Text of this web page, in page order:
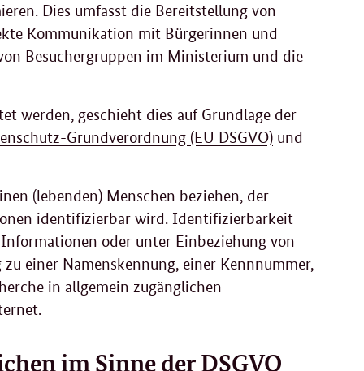
Dies umfasst die Bereitstellung von
Kommunikation mit Bürgerinnen und
Besuchergruppen im Ministerium und die
werden, geschieht dies auf Grundlage der
Grundverordnung (EU DSGVO) und
(lebenden) Menschen beziehen, der
identifizierbar wird. Identifizierbarkeit
oder unter Einbeziehung von
einer Namenskennung, einer Kennnummer,
in allgemein zugänglichen
im Sinne der DSGVO